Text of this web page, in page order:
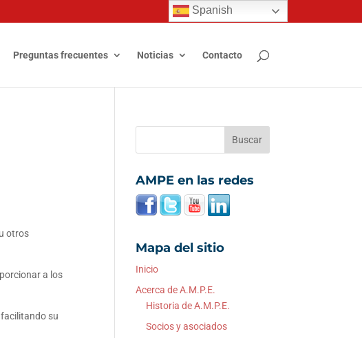
Preguntas frecuentes Noticias Contacto
otros
a los
facilitando su
AMPE en las redes
Mapa del sitio
Inicio
Acerca de A.M.P.E.
Historia de A.M.P.E.
Socios y asociados
Spanish